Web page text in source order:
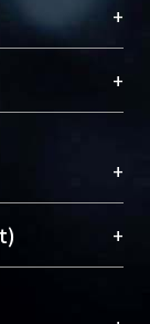
藏及向國際
圖書館整合
同功能平
期能整合研
researcher
the
+
+
+
性的社會運
作公開供使
+